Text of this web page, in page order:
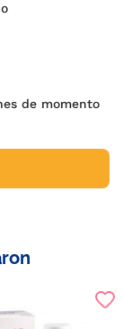
de momento